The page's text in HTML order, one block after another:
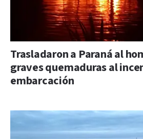
Trasladaron a Paraná al
graves quemaduras al
embarcación